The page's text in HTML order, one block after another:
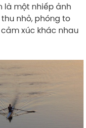
là một nhiếp ảnh
nhỏ, phóng to
xúc khác nhau